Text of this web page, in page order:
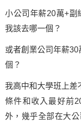
小公司年薪20萬+副
我該去哪一個？
或者創業公司年薪30
個？
我高中和大學班上差
條件和收入最好前
外，幾乎全部在大